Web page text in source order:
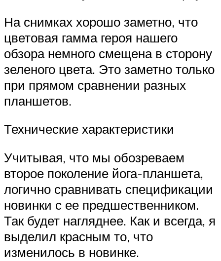
На снимках хорошо заметно, что
цветовая гамма героя нашего
обзора немного смещена в сторону
зеленого цвета. Это заметно только
при прямом сравнении разных
планшетов.
Технические характеристики
Учитывая, что мы обозреваем
второе поколение йога-планшета,
логично сравнивать спецификации
новинки с ее предшественником.
Так будет нагляднее. Как и всегда, я
выделил красным то, что
изменилось в новинке.